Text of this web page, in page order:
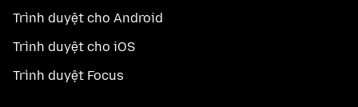
Trình duyệt cho Android
Trình duyệt cho iOS
Trình duyệt Focus